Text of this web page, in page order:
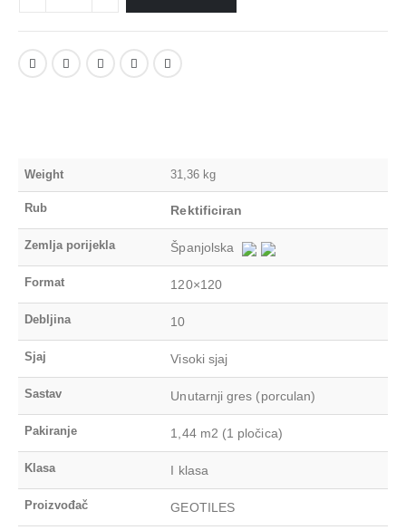
Weight 31,36 kg
Rub Rektificiran
Zemlja porijekla Španjolska
Format 120×120
Debljina 10
Sjaj Visoki sjaj
Sastav Unutarnji gres (porculan)
Pakiranje 1,44 m2 (1 pločica)
Klasa I klasa
Proizvođač GEOTILES